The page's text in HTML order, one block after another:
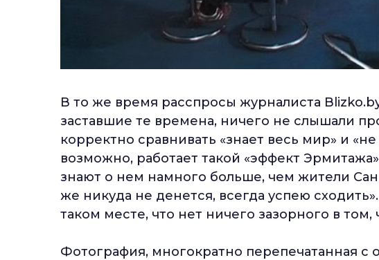
В то же время расспросы журналиста
заставшие те времена, ничего не слышали
корректно сравнивать «знает весь мир» и
возможно, работает такой «эффект
знают о нем намного больше, чем жители
же никуда не денется, всегда успею
таком месте, что нет ничего зазорного в
Фотография, многократно перепечатанная с